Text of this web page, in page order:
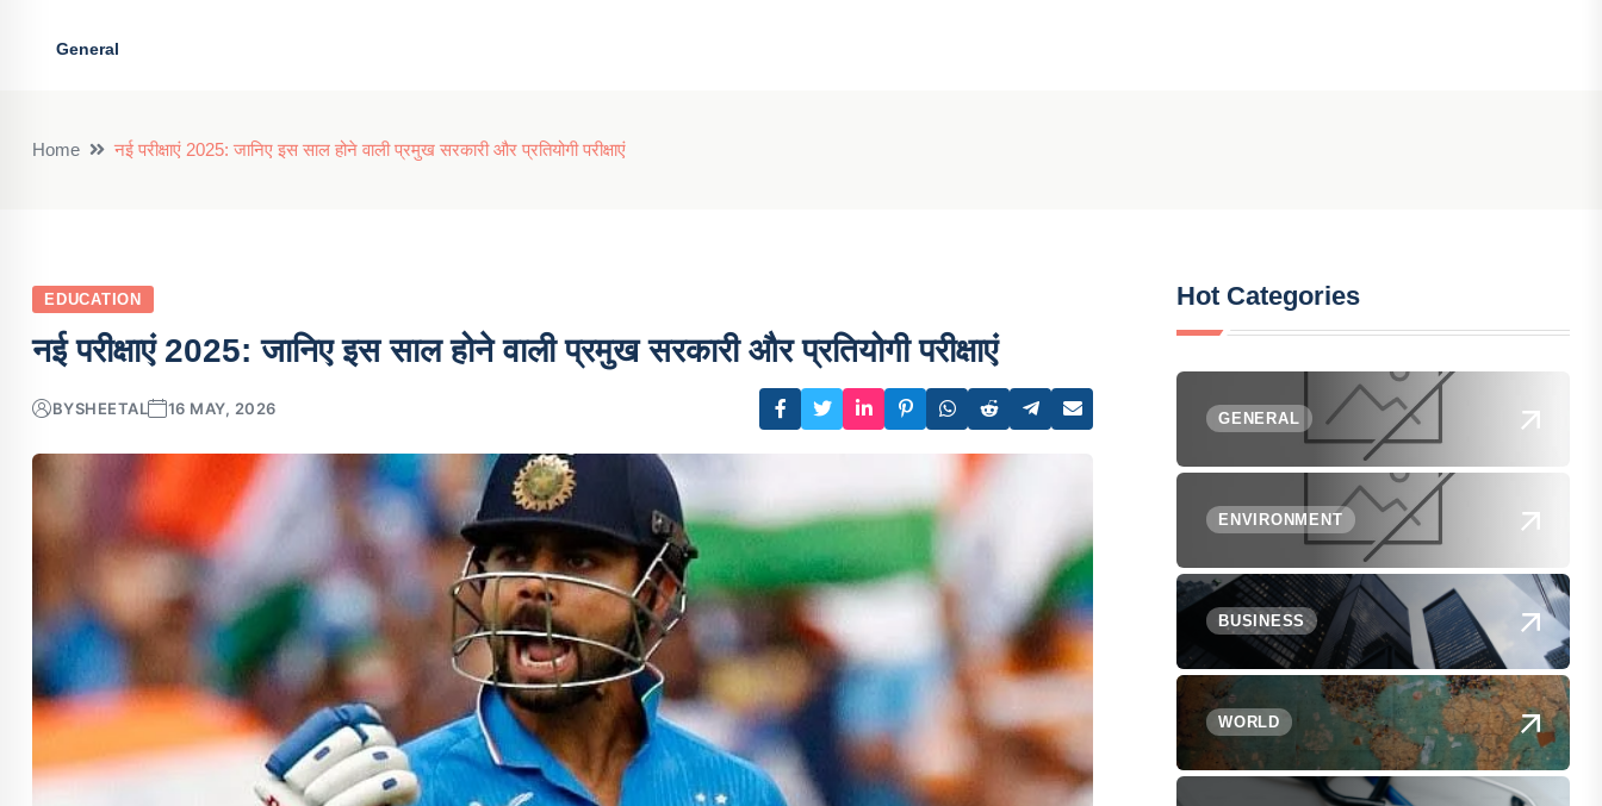
General
Home नई परीक्षाएं 2025: जानिए इस साल होने वाली प्रमुख सरकारी और प्रतियोगी परीक्षाएं
EDUCATION
नई परीक्षाएं 2025: जानिए इस साल होने वाली प्रमुख सरकारी और प्रतियोगी परीक्षाएं
BYSHEETAL 16 MAY, 2026
Hot Categories
GENERAL
ENVIRONMENT
BUSINESS
WORLD